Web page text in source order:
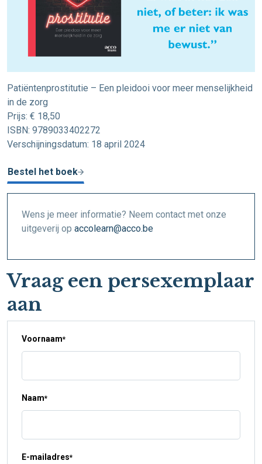
Patiëntenprostitutie – Een pleidooi voor meer menselijkheid
in de zorg
Prijs: € 18,50
ISBN: 9789033402272
Verschijningsdatum: 18 april 2024
Bestel het boek
Wens je meer informatie? Neem contact met onze
uitgeverij op accolearn@acco.be
Vraag een persexemplaar
aan
Voornaam*
Naam*
E-mailadres*